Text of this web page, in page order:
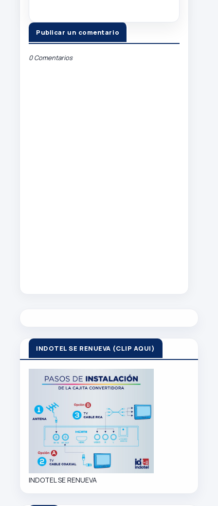
Publicar un comentario
0 Comentarios
WWW.ELZORROTEINFORMA.COM
INDOTEL SE RENUEVA (CLIP AQUI)
INDOTEL SE RENUEVA